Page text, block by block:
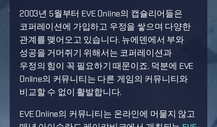
2003년 5월부터 EVE Online의 캡슐리어들은
코퍼레이션에 가입하고 우정을 쌓으며 다양한
관계를 맺어오고 있습니다. 뉴에덴에서 부와
성공을 거머쥐기 위해서는 코퍼레이션과
우정의 힘이 꼭 필요하기 때문이죠. 덕분에 EVE
Online의 커뮤니티는 다른 게임의 커뮤니티와
비교할 수 없이 활발합니다.
EVE Online의 커뮤니티는 온라인에 머물지 않고